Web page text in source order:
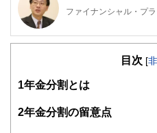
ファイナンシャル・プラ
ライフプラン・キャッ
が多い。教育資金、住
ている。教育資金をテ
また、保険や介護のお
目次 [
1 年金分割とは
2年金分割の留意点